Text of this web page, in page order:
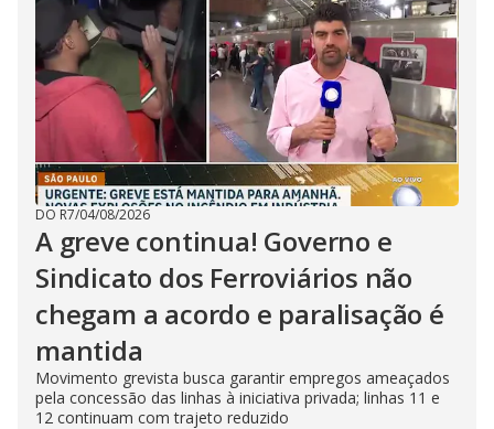
DO R7/04/08/2026
A greve continua! Governo e
Sindicato dos Ferroviários não
chegam a acordo e paralisação é
mantida
Movimento grevista busca garantir empregos ameaçados
pela concessão das linhas à iniciativa privada; linhas 11 e
12 continuam com trajeto reduzido